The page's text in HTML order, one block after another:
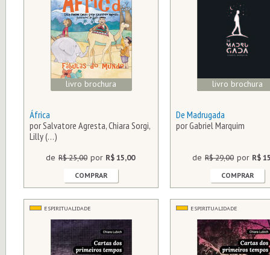
livro brochura
África
por Salvatore Agresta, Chiara Sorgi,
Lilly (…)
de R$ 25,00 por R$ 15,00
COMPRAR
livro brochura
De Madrugada
por Gabriel Marquim
de R$ 29,00 por R$
COMPRAR
ESPIRITUALIDADE ESPIRITUALIDADE